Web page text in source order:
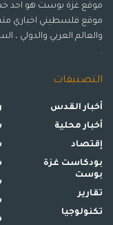
موقع فلسطيني اخباري
والعالم العربي والدولي ،
.
التصنيفات
أخبار القدس
أخبار محلية
إقتصاد
بودكاست غزة
بوست
تقارير
تكنولوجيا